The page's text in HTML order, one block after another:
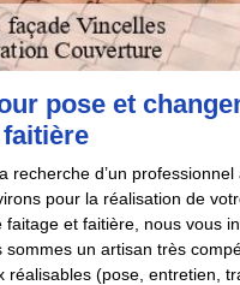
pose et
recherche d’un
pour la réalisation de
faitage et faitière, nous vous
sommes un artisan très
réalisables (pose, entretien,